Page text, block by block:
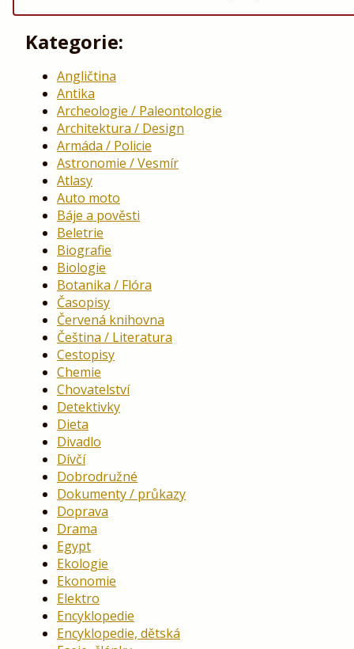
Kategorie:
Angličtina
Antika
Archeologie / Paleontologie
Architektura / Design
Armáda / Policie
Astronomie / Vesmír
Atlasy
Auto moto
Báje a pověsti
Beletrie
Biografie
Biologie
Botanika / Flóra
Časopisy
Červená knihovna
Čeština / Literatura
Cestopisy
Chemie
Chovatelství
Detektivky
Dieta
Divadlo
Dívčí
Dobrodružné
Dokumenty / průkazy
Doprava
Drama
Egypt
Ekologie
Ekonomie
Elektro
Encyklopedie
Encyklopedie, dětská